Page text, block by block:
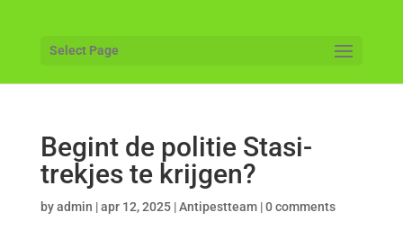
Select Page
Begint de politie Stasi-
trekjes te krijgen?
byadmin |apr 12, 2025|Antipestteam|0 comments